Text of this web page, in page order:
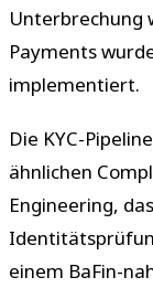
Unterbrechung
Payments
implementiert.
Die KYC-
ähnlichen
Engineering,
einem BaFin-